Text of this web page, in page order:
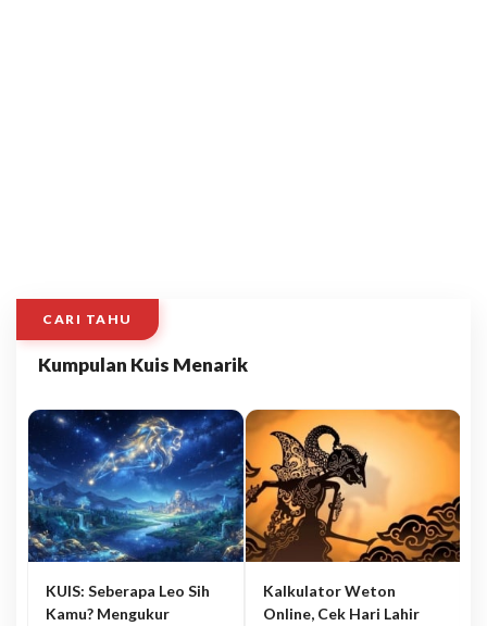
CARI TAHU
Kumpulan Kuis Menarik
KUIS: Seberapa Leo Sih
Kamu? Mengukur
Kalkulator Weton
Online, Cek Hari Lahir